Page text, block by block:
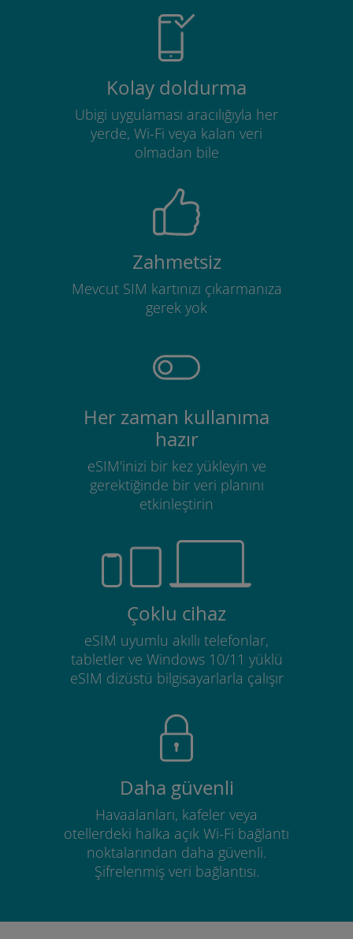
Kolay doldurma
Ubigi uygulaması aracılığıyla her
yerde, Wi-Fi veya kalan veri
olmadan bile
Zahmetsiz
Mevcut SIM kartınızı çıkarmanıza
gerek yok
Her zaman kullanıma
hazır
eSIM'inizi bir kez yükleyin ve
gerektiğinde bir veri planını
etkinleştirin
Çoklu cihaz
eSIM uyumlu akıllı telefonlar,
tabletler ve Windows 10/11 yüklü
eSIM dizüstü bilgisayarlarla çalışır
Daha güvenli
Havaalanları, kafeler veya
otellerdeki halka açık Wi-Fi bağlantı
noktalarından daha güvenli.
Şifrelenmiş veri bağlantısı.